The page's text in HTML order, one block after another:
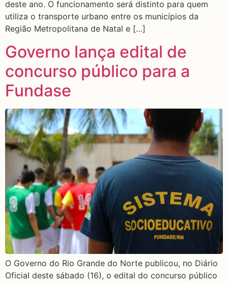
deste ano. O funcionamento será distinto para quem
utiliza o transporte urbano entre os municípios da
Região Metropolitana de Natal e […]
Governo lança edital de
concurso público para a
Fundase
O Governo do Rio Grande do Norte publicou, no Diário
Oficial deste sábado (16), o edital do concurso público